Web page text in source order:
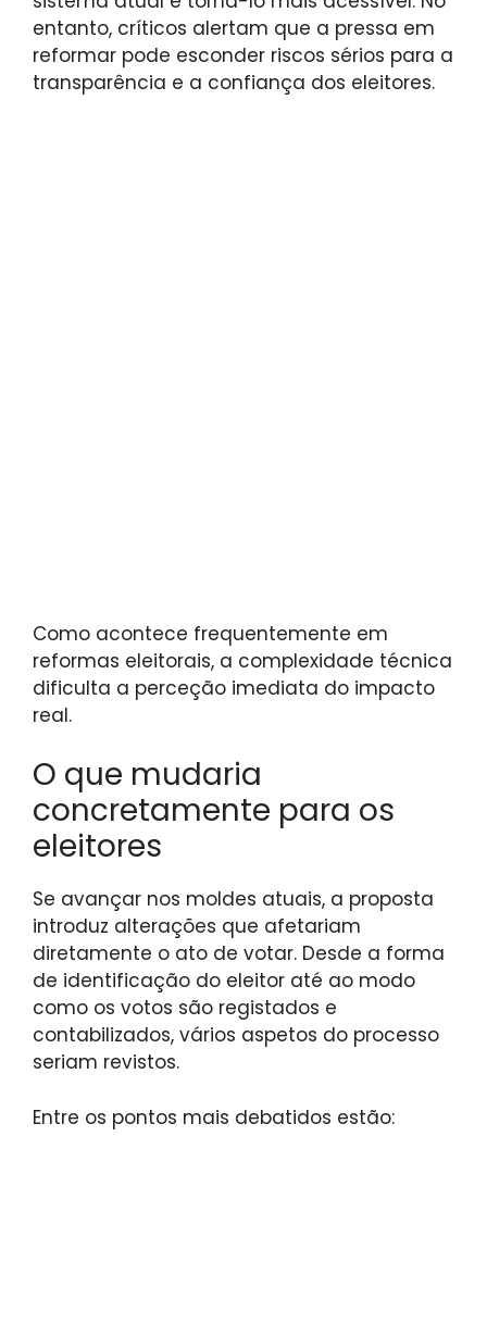
entanto, críticos alertam que a pressa em
reformar pode esconder riscos sérios para a
transparência e a confiança dos eleitores.
Como acontece frequentemente em
reformas eleitorais, a complexidade técnica
dificulta a perceção imediata do impacto
real.
O que mudaria
concretamente para os
eleitores
Se avançar nos moldes atuais, a proposta
introduz alterações que afetariam
diretamente o ato de votar. Desde a forma
de identificação do eleitor até ao modo
como os votos são registados e
contabilizados, vários aspetos do processo
seriam revistos.
Entre os pontos mais debatidos estão: